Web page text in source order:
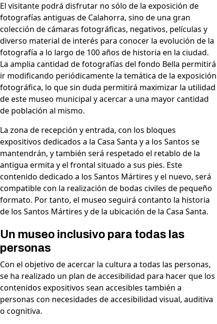
El visitante podrá disfrutar no sólo de la exposición de
fotografías antiguas de Calahorra, sino de una gran
colección de cámaras fotográficas, negativos, películas y
diverso material de interés para conocer la evolución de la
fotografía a lo largo de 100 años de historia en la ciudad.
La amplia cantidad de fotografías del fondo Bella permitirá
ir modificando periódicamente la temática de la exposición
fotográfica, lo que sin duda permitirá maximizar la utilidad
de este museo municipal y acercar a una mayor cantidad
de población al mismo.
La zona de recepción y entrada, con los bloques
expositivos dedicados a la Casa Santa y a los Santos se
mantendrán, y también será respetado el retablo de la
antigua ermita y el frontal situado a sus pies. Este
contenido dedicado a los Santos Mártires y el nuevo, será
compatible con la realización de bodas civiles de pequeño
formato. Por tanto, el museo seguirá contanto la historia
de los Santos Mártires y de la ubicación de la Casa Santa.
Un museo inclusivo para todas las
personas
Con el objetivo de acercar la cultura a todas las personas,
se ha realizado un plan de accesibilidad para hacer que los
contenidos expositivos sean accesibles también a
personas con necesidades de accesibilidad visual, auditiva
o cognitiva.